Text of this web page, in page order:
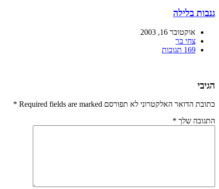
גנבות בלילה
אוקטובר 16, 2003
צחי בר
169 תגובות
הגיבי
כתובת הדואר האלקטרוני לא תפורסם Required fields are marked
*
התגובה שלך *